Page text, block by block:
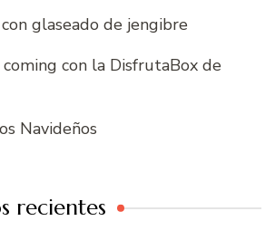
glaseado de jengibre
con la DisfrutaBox de
Navideños
recientes